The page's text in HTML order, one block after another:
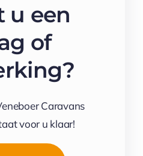
u een
of
Caravans
voor u klaar!